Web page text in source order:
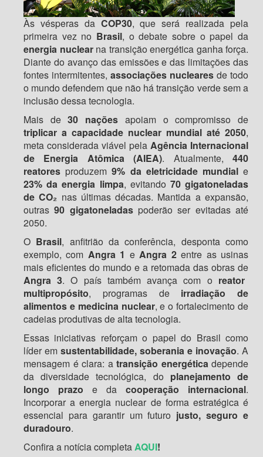
Às vésperas daCOP30, que será realizada pela
primeira vez no Brasil, o debate sobre o papel da
energia nuclearna transição energética ganha força.
Diante do avanço das emissões e das limitações das
fontes intermitentes, associações nucleares de todo
o mundo defendem que não há transição verde sem a
inclusão dessa tecnologia.
Mais de30 nações apoiam o compromisso de
triplicar a capacidade nuclear mundial até 2050,
meta considerada viável pela Agência Internacional
de Energia Atômica (AIEA). Atualmente,440
reatores produzem9% da eletricidade mundiale
23% da energia limpa, evitando 70 gigatoneladas
de CO₂ nas últimas décadas. Mantida a expansão,
outras90 gigatoneladaspoderão ser evitadas até
2050.
O Brasil, anfitrião da conferência, desponta como
exemplo, com Angra 1 eAngra 2entre as usinas
mais eficientes do mundo e a retomada das obras de
Angra 3. O país também avança com o reator
multipropósito, programas de irradiação de
alimentos e medicina nuclear, e o fortalecimento de
cadeias produtivas de alta tecnologia.
Essas iniciativas reforçam o papel do Brasil como
líder em sustentabilidade, soberania e inovação. A
mensagem é clara: a transição energéticadepende
da diversidade tecnológica, do planejamento de
longo prazo e da cooperação internacional.
Incorporar a energia nuclear de forma estratégica é
essencial para garantir um futuro justo, seguro e
duradouro.
Confira a notícia completaAQUI!